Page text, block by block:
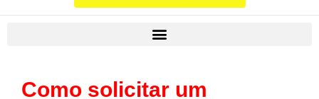
Como solicitar um